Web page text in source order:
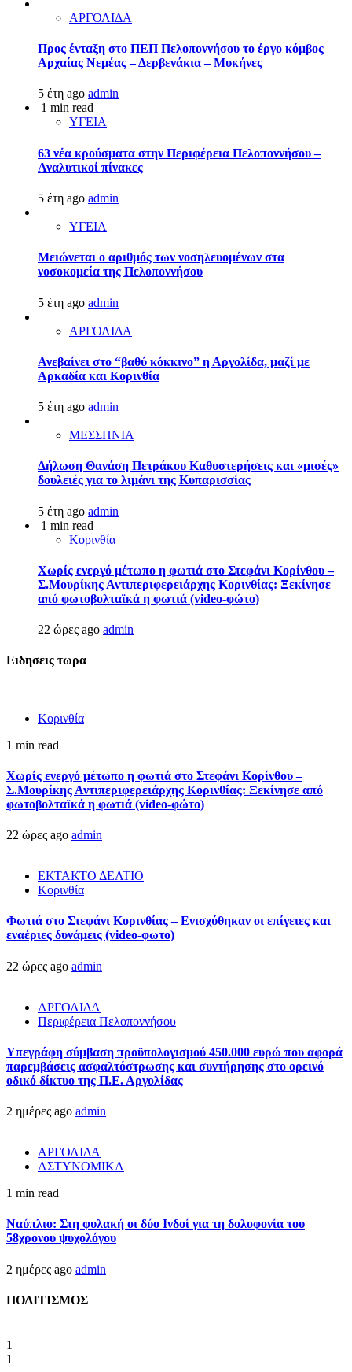
ΑΡΓΟΛΙΔΑ
Προς ένταξη στο ΠΕΠ Πελοποννήσου το έργο κόμβος
Αρχαίας Νεμέας – Δερβενάκια – Μυκήνες
5 έτη ago admin
1 min read
ΥΓΕΙΑ
63 νέα κρούσματα στην Περιφέρεια Πελοποννήσου –
Αναλυτικοί πίνακες
5 έτη ago admin
ΥΓΕΙΑ
Μειώνεται ο αριθμός των νοσηλευομένων στα
νοσοκομεία της Πελοποννήσου
5 έτη ago admin
ΑΡΓΟΛΙΔΑ
Ανεβαίνει στο “βαθύ κόκκινο” η Αργολίδα, μαζί με
Αρκαδία και Κορινθία
5 έτη ago admin
ΜΕΣΣΗΝΙΑ
Δήλωση Θανάση Πετράκου Καθυστερήσεις και «μισές»
δουλειές για το λιμάνι της Κυπαρισσίας
5 έτη ago admin
1 min read
Κορινθία
Χωρίς ενεργό μέτωπο η φωτιά στο Στεφάνι Κορίνθου –
Σ.Μουρίκης Αντιπεριφερειάρχης Κορινθίας: Ξεκίνησε
από φωτοβολταϊκά η φωτιά (video-φώτο)
22 ώρες ago admin
Ειδησεις τωρα
Κορινθία
1 min read
Χωρίς ενεργό μέτωπο η φωτιά στο Στεφάνι Κορίνθου –
Σ.Μουρίκης Αντιπεριφερειάρχης Κορινθίας: Ξεκίνησε από
φωτοβολταϊκά η φωτιά (video-φώτο)
22 ώρες ago admin
ΕΚΤΑΚΤΟ ΔΕΛΤΙΟ
Κορινθία
Φωτιά στο Στεφάνι Κορινθίας – Ενισχύθηκαν οι επίγειες και
εναέριες δυνάμεις (video-φωτο)
22 ώρες ago admin
ΑΡΓΟΛΙΔΑ
Περιφέρεια Πελοποννήσου
Υπεγράφη σύμβαση προϋπολογισμού 450.000 ευρώ που αφορά
παρεμβάσεις ασφαλτόστρωσης και συντήρησης στο ορεινό
οδικό δίκτυο της Π.Ε. Αργολίδας
2 ημέρες ago admin
ΑΡΓΟΛΙΔΑ
ΑΣΤΥΝΟΜΙΚΑ
1 min read
Ναύπλιο: Στη φυλακή οι δύο Ινδοί για τη δολοφονία του
58χρονου ψυχολόγου
2 ημέρες ago admin
ΠΟΛΙΤΙΣΜΟΣ
1
1